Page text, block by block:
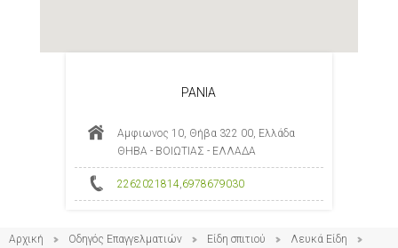
ΡΑΝΙΑ
Αμφιωνος 10, Θήβα 322 00, Ελλάδα
ΘΗΒΑ - ΒΟΙΩΤΙΑΣ - ΕΛΛΑΔΑ
2262021814,6978679030
Αρχική Οδηγός Επαγγελματιών Είδη σπιτιού
Λευκά Είδη